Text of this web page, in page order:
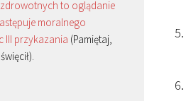
to oglądanie
moralnego
III przykazania (Pamiętaj,